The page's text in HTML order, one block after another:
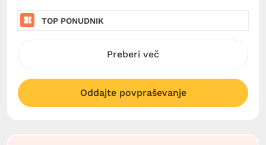
TOP PONUDNIK
Preberi več
Oddajte povpraševanje